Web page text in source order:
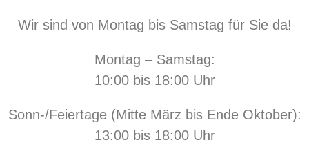
Wir sind von Montag bis Samstag für Sie da!
Montag – Samstag:
10:00 bis 18:00 Uhr
Sonn-/Feiertage (Mitte März bis Ende Oktober):
13:00 bis 18:00 Uhr